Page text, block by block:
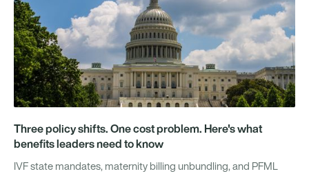
Three policy shifts. One cost problem. Here's what
benefits leaders need to know
IVF state mandates, maternity billing unbundling, and PFML